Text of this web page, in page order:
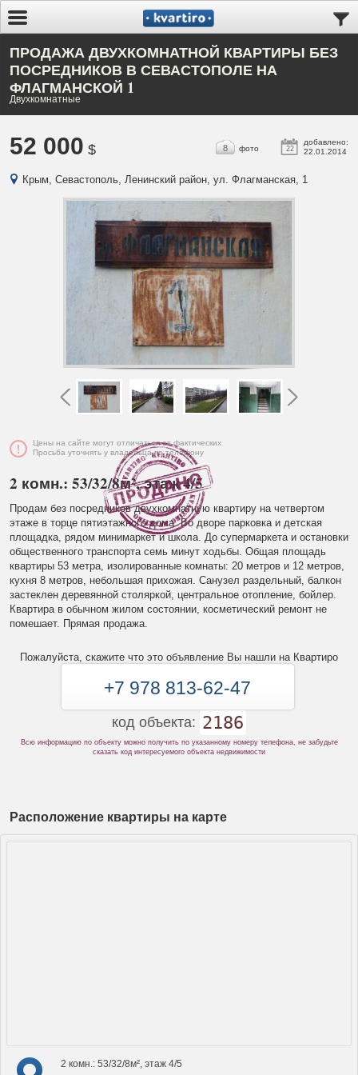
ПРОДАЖА ДВУХКОМНАТНОЙ КВАРТИРЫ БЕЗ
ПОСРЕДНИКОВ В СЕВАСТОПОЛЕ НА
ФЛАГМАНСКОЙ 1
Двухкомнатные
52 000 $ 22
добавлено:
22.01.2014
8 фото
Крым, Севастополь, Ленинский район, ул. Флагманская, 1
Цены на сайте могут отличаться от фактических
Просьба уточнять у владельца по телефону
2 комн.: 53/32/8м², этаж 4/5
Продам без посредников двухкомнатную квартиру на четвертом
этаже в торце пятиэтажного дома. Во дворе парковка и детская
площадка, рядом минимаркет и школа. До супермаркета и остановки
общественного транспорта семь минут ходьбы. Общая площадь
квартиры 53 метра, изолированные комнаты: 20 метров и 12 метров,
кухня 8 метров, небольшая прихожая. Санузел раздельный, балкон
застеклен деревянной столяркой, центральное отопление, бойлер.
Квартира в обычном жилом состоянии, косметический ремонт не
помешает. Прямая продажа.
Пожалуйста, скажите что это объявление Вы нашли на Квартиро
+7 978 813-62-47
код объекта: 2186
Всю информацию по объекту можно получить по указанному номеру телефона, не забудьте
сказать код интересуемого объекта недвижимости
Расположение квартиры на карте
2 комн.: 53/32/8м², этаж 4/5